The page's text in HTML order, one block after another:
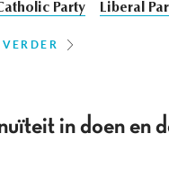
Party Liberal
VERDER
in doen en